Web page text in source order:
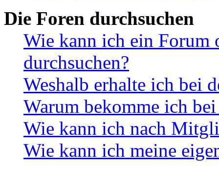
Die Foren durchsuchen
Wie kann ich ein Forum
durchsuchen?
Weshalb erhalte ich bei
Warum bekomme ich
Wie kann ich nach
Wie kann ich meine